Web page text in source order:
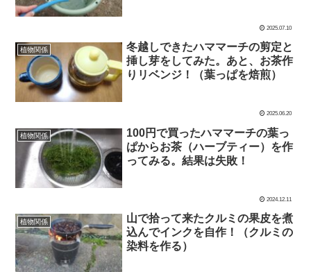
2025.07.10
植物関係
冬越しできたハママーチの剪定と
挿し芽をしてみた。あと、お茶作
りリベンジ！（葉っぱを焙煎）
2025.06.20
植物関係
100円で買ったハママーチの葉っ
ぱからお茶（ハーブティー）を作
ってみる。結果は失敗！
2024.12.11
植物関係
山で拾って来たクルミの果皮を煮
込んでインクを自作！（クルミの
染料を作る）